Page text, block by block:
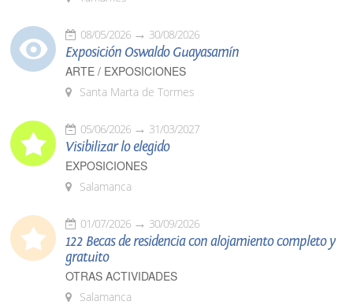
08/05/2026 30/08/2026
Exposición Oswaldo Guayasamín
ARTE / EXPOSICIONES
Santa Marta de Tormes
05/06/2026 31/03/2027
Visibilizar lo elegido
EXPOSICIONES
Salamanca
01/07/2026 30/09/2026
122 Becas de residencia con alojamiento completo y
gratuito
OTRAS ACTIVIDADES
Salamanca